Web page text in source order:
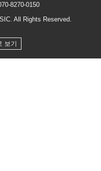
8270-0150
All Rights Reserved.
보기